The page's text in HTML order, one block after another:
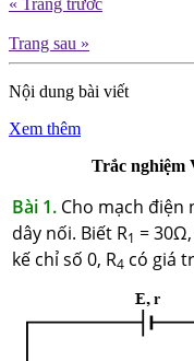
« Trang trước
Trang sau »
Nội dung bài viết
Xem thêm
Trắc nghiệm
Bài 1. Cho mạch điện
dây nối. Biết R1 = 30Ω,
kế chỉ số 0, R4 có giá